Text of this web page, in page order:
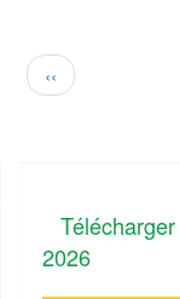
Pagination
Page
précédente
‹‹
2026